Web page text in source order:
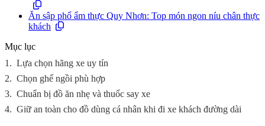
Ăn sập phố ẩm thực Quy Nhơn: Top món ngon níu chân thực
khách
Mục lục
1. Lựa chọn hãng xe uy tín
2. Chọn ghế ngồi phù hợp
3. Chuẩn bị đồ ăn nhẹ và thuốc say xe
4. Giữ an toàn cho đồ dùng cá nhân khi đi xe khách đường dài